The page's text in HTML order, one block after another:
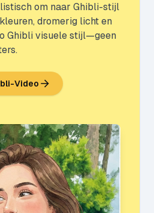
om naar Ghibli-stijl
dromerig licht en
Ghibli visuele stijl—geen
Video